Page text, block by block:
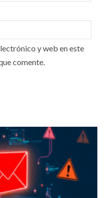
y web en este
comente.